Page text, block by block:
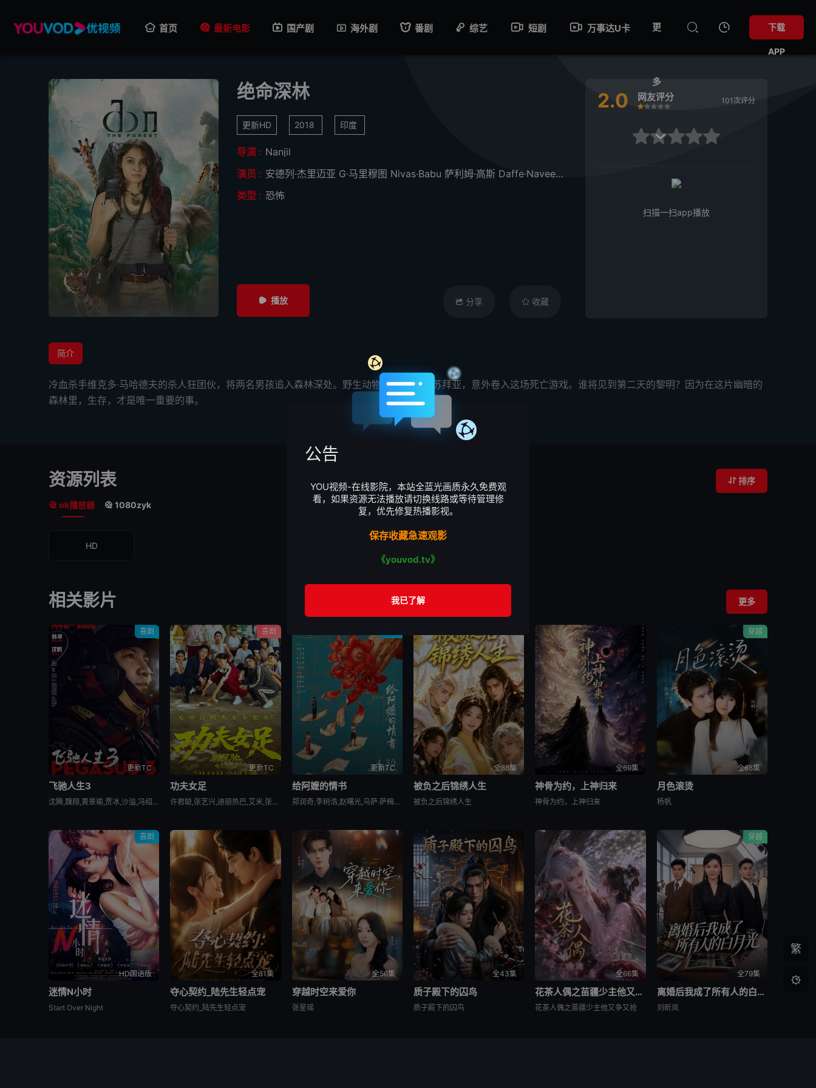
首页 最新电影 国产剧 海外剧 番剧 综艺 短剧 万事达U卡 更
多

下载
APP
绝命深林
更新HD 2018 印度
导演 : Nanjil
演员 : 安德列·杰里迈亚 G·马里穆图 Nivas·Babu 萨利姆·高斯 Daffe·Naveen
类型 : 恐怖
播放 分享 收藏
2.0 网友评分
很差较差还行
推荐
力荐
101次评分
较差还行推荐力荐
扫描一扫app播放
简介
冷血杀手维克多·马哈德夫的杀人狂团伙，将两名男孩追入森林深处。野生动物摄影师文巴·苏拜亚，意外卷入这场死亡游戏。谁将见到第二天的黎明？因为在这片幽暗的
森林里，生存，才是唯一重要的事。
资源列表 排序
ok播放器 1080zyk
HD
相关影片 更多
喜剧
更新TC
飞驰人生3
沈腾,魏翔,黄景瑜,贾冰,沙溢,冯绍峰,段奕宏,尹正,张本煜,高华阳,周政杰,张新成,李治廷,孙艺洲,胡先煦,陈永胜,范丞丞,王安宇,白宇帆,郝瀚
喜剧
更新TC
功夫女足
许君聪,张艺兴,迪丽热巴,艾米,张小斐,蔡思贝,赵丽娜,张天一
更新TC
给阿嬷的情书
郑润奇,李树浩,赵曙光,乌萨·萨梅坎姆,李思潼,王彦桐,吴少卿,王晓慧,李德如
全88集
被负之后锦绣人生
被负之后锦绣人生
全69集
神骨为约，上神归来
神骨为约，上神归来
穿越
全68集
月色滚烫
杨帆
喜剧
HD国语版
迷情N小时
Start Over Night
全81集
夺心契约_陆先生轻点宠
夺心契约_陆先生轻点宠
全56集
穿越时空来爱你
张星瑶
全43集
质子殿下的囚鸟
质子殿下的囚鸟
全66集
花茶人偶之苗疆少主他又争又抢
花茶人偶之苗疆少主他又争又抢
穿越
全79集
离婚后我成了所有人的白月光
刘昕岚
繁

公告
YOU视频-在线影院，本站全蓝光画质永久免费观
看，如果资源无法播放请切换线路或等待管理修
复，优先修复热播影视。
保存收藏急速观影
《youvod.tv》